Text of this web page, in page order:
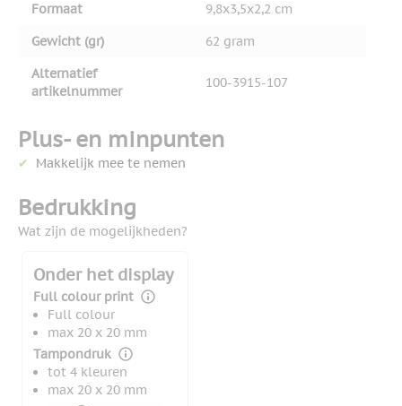
Formaat
9,8x3,5x2,2 cm
Gewicht (gr)
62 gram
Alternatief
artikelnummer
100-3915-107
Plus- en minpunten
Makkelijk mee te nemen
Bedrukking
Wat zijn de mogelijkheden?
Onder het display
Full colour print
Full colour
max 20 x 20 mm
Tampondruk
tot 4 kleuren
max 20 x 20 mm